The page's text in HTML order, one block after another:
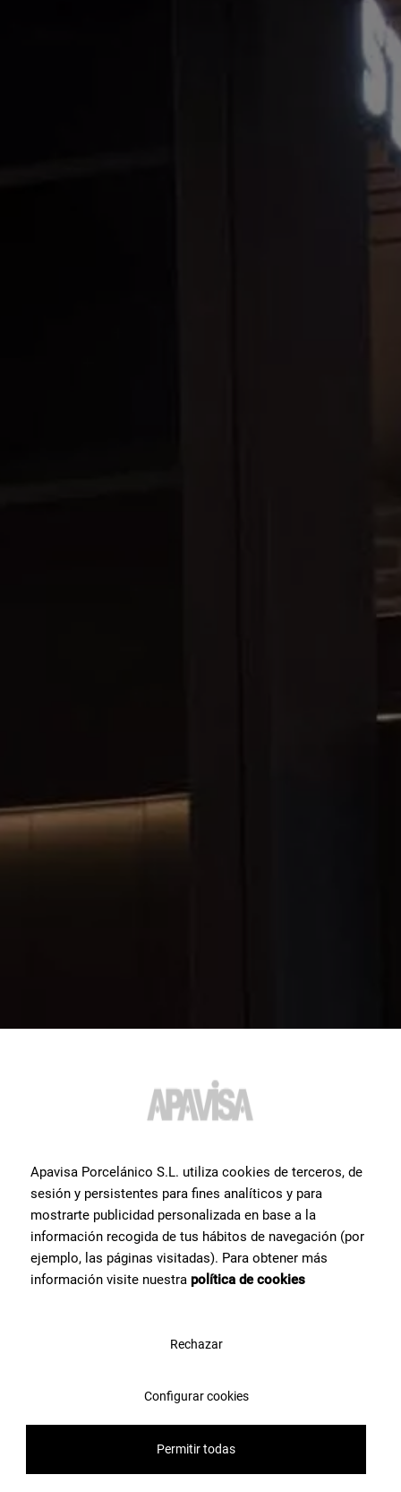
Apavisa Porcelánico S.L. utiliza cookies de terceros, de
sesión y persistentes para fines analíticos y para
mostrarte publicidad personalizada en base a la
información recogida de tus hábitos de navegación (por
ejemplo, las páginas visitadas). Para obtener más
información visite nuestra política de cookies
Rechazar
Configurar cookies
Permitir todas